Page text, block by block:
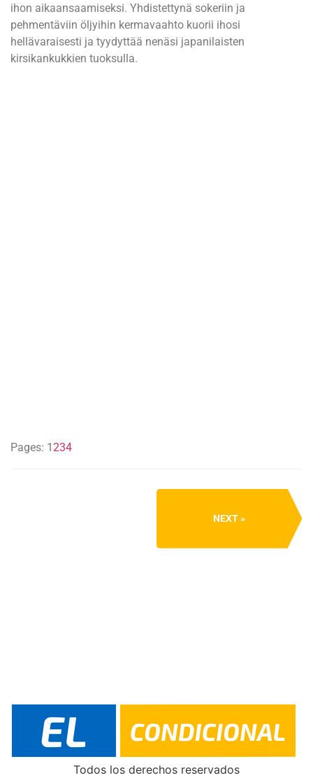
ihon aikaansaamiseksi. Yhdistettynä sokeriin ja
pehmentäviin öljyihin kermavaahto kuorii ihosi
hellävaraisesti ja tyydyttää nenäsi japanilaisten
kirsikankukkien tuoksulla.
Pages: 1234
NEXT
Todos los derechos reservados